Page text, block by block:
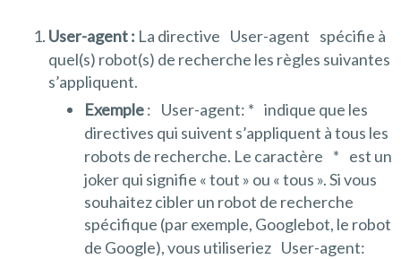
User-agent : La directive User-agent spécifie à
quel(s) robot(s) de recherche les règles suivantes
s’appliquent.
Exemple: User-agent: * indique que les
directives qui suivent s’appliquent à tous les
robots de recherche. Le caractère * est un
joker qui signifie « tout » ou « tous ». Si vous
souhaitez cibler un robot de recherche
spécifique (par exemple, Googlebot, le robot
de Google), vous utiliseriez User-agent: